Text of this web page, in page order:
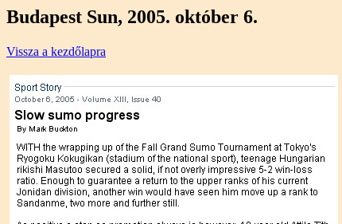
Budapest Sun, 2005. október 6.
Vissza a kezdőlapra